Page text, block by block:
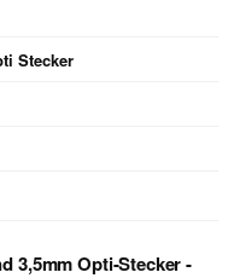
Stecker
3,5mm Opti-Stecker -